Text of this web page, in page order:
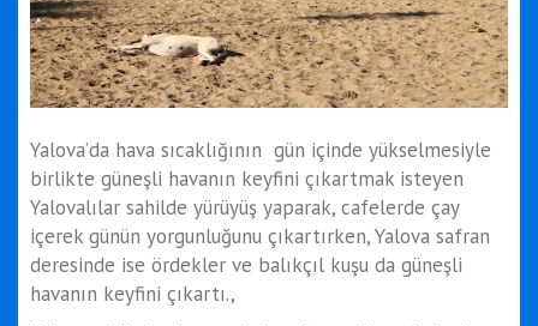
Yalova’da hava sıcaklığının gün içinde yükselmesiyle
birlikte güneşli havanın keyfini çıkartmak isteyen
Yalovalılar sahilde yürüyüş yaparak, cafelerde çay
içerek günün yorgunluğunu çıkartırken, Yalova safran
deresinde ise ördekler ve balıkçıl kuşu da güneşli
havanın keyfini çıkartı.,